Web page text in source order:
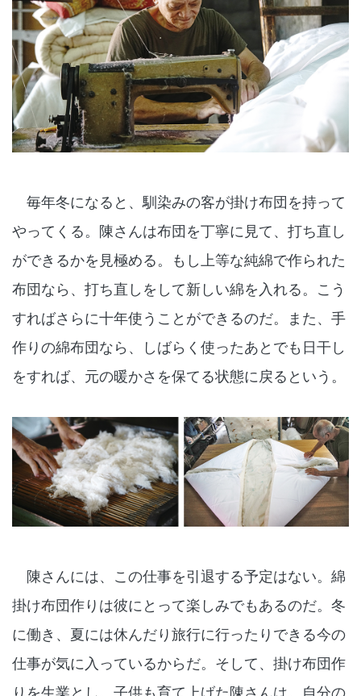
毎年冬になると、馴染みの客が掛け布団を持って
やってくる。陳さんは布団を丁寧に見て、打ち直し
ができるかを見極める。もし上等な純綿で作られた
布団なら、打ち直しをして新しい綿を入れる。こう
すればさらに十年使うことができるのだ。また、手
作りの綿布団なら、しばらく使ったあとでも日干し
をすれば、元の暖かさを保てる状態に戻るという。
陳さんには、この仕事を引退する予定はない。綿
掛け布団作りは彼にとって楽しみでもあるのだ。冬
に働き、夏には休んだり旅行に行ったりできる今の
仕事が気に入っているからだ。そして、掛け布団作
りを生業とし、子供も育て上げた陳さんは、自分の